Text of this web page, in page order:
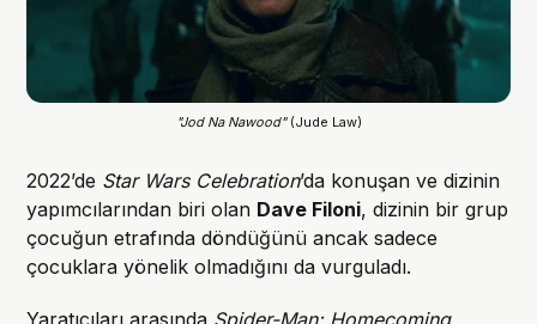
"Jod Na Nawood" (Jude Law)
2022’de Star Wars Celebration’da konuşan ve dizinin
yapımcılarından biri olan Dave Filoni, dizinin bir grup
çocuğun etrafında döndüğünü ancak sadece
çocuklara yönelik olmadığını da vurguladı.
Yaratıcıları arasında Spider-Man: Homecoming